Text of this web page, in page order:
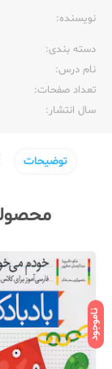
نویسنده:‌
دسته بندی:
نام درس:
تعداد صفحات:‌
سال انتشار:‌
توضیحات
ناموجود